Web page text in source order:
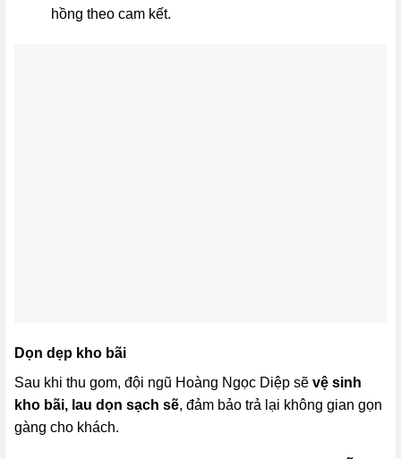
hồng theo cam kết.
Dọn dẹp kho bãi
Sau khi thu gom, đội ngũ Hoàng Ngọc Diệp sẽ vệ sinh
kho bãi, lau dọn sạch sẽ, đảm bảo trả lại không gian gọn
gàng cho khách.